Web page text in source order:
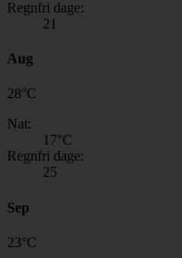
Regnfri dage:
21
Aug
28°C
Nat:
17°C
Regnfri dage:
25
Sep
23°C